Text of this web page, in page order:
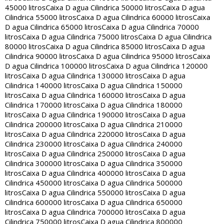
45000 litrosCaixa D agua Cilindrica 50000 litrosCaixa D agua
Cilindrica 55000 litrosCaixa D agua Cilindrica 60000 litrosCaixa
D agua Cilindrica 65000 litrosCaixa D agua Cilindrica 70000
litrosCaixa D agua Cilindrica 75000 litrosCaixa D agua Cilindrica
80000 litrosCaixa D agua Cilindrica 85000 litrosCaixa D agua
Cilindrica 90000 litrosCaixa D agua Cilindrica 95000 litrosCaixa
D agua Cilindrica 100000 litrosCaixa D agua Cilindrica 120000
litrosCaixa D agua Cilindrica 130000 litrosCaixa D agua
Cilindrica 140000 litrosCaixa D agua Cilindrica 150000
litrosCaixa D agua Cilindrica 160000 litrosCaixa D agua
Cilindrica 170000 litrosCaixa D agua Cilindrica 180000
litrosCaixa D agua Cilindrica 190000 litrosCaixa D agua
Cilindrica 200000 litrosCaixa D agua Cilindrica 210000
litrosCaixa D agua Cilindrica 220000 litrosCaixa D agua
Cilindrica 230000 litrosCaixa D agua Cilindrica 240000
litrosCaixa D agua Cilindrica 250000 litrosCaixa D agua
Cilindrica 300000 litrosCaixa D agua Cilindrica 350000
litrosCaixa D agua Cilindrica 400000 litrosCaixa D agua
Cilindrica 450000 litrosCaixa D agua Cilindrica 500000
litrosCaixa D agua Cilindrica 550000 litrosCaixa D agua
Cilindrica 600000 litrosCaixa D agua Cilindrica 650000
litrosCaixa D agua Cilindrica 700000 litrosCaixa D agua
Cilindrica 750000 litrosCaixa D agua Cilindrica 800000